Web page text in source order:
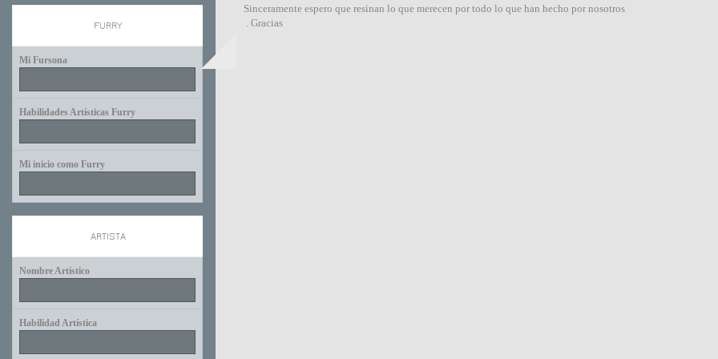
FURRY
Mi Fursona
Habilidades Artísticas Furry
Mi inicio como Furry
ARTISTA
Nombre Artístico
Habilidad Artística
Sinceramente espero que resinan lo que merecen por todo lo que han hecho por nosotros
. Gracias